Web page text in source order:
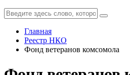
Главная
Реестр НКО
Фонд ветеранов комсомола